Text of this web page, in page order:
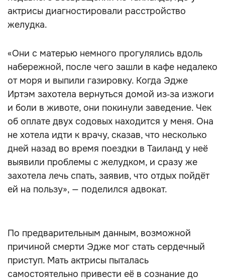
актрисы диагностировали расстройство
желудка.
«Они с матерью немного прогулялись вдоль
набережной, после чего зашли в кафе недалеко
от моря и выпили газировку. Когда Эдже
Иртэм захотела вернуться домой из‑за изжоги
и боли в животе, они покинули заведение. Чек
об оплате двух содовых находится у меня. Она
не хотела идти к врачу, сказав, что несколько
дней назад во время поездки в Таиланд у неё
выявили проблемы с желудком, и сразу же
захотела лечь спать, заявив, что отдых пойдёт
ей на пользу», — поделился адвокат.
По предварительным данным, возможной
причиной смерти Эдже мог стать сердечный
приступ. Мать актрисы пыталась
самостоятельно привести её в сознание до